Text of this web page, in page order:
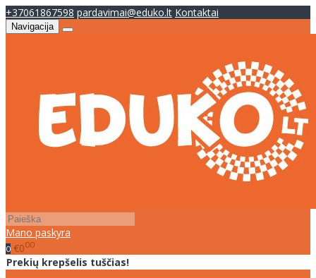
+37061867598 pardavimai@eduko.lt Kontaktai
Navigacija
Mano paskyra
0 €000
Prekių krepšelis tuščias!